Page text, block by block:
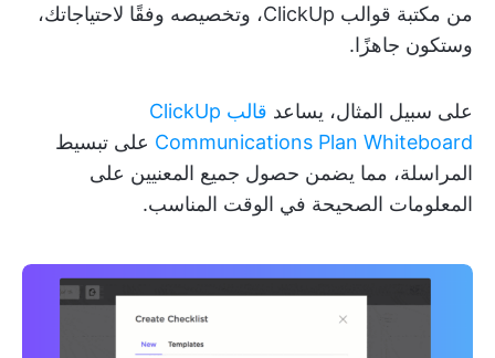
من مكتبة قوالب ClickUp، وتخصيصه وفقًا لاحتياجاتك،
وستكون جاهزًا.
على سبيل المثال، يساعد
قالب ClickUp
Communications Plan Whiteboard على تبسيط
المراسلة، مما يضمن حصول جميع المعنيين على
المعلومات الصحيحة في الوقت المناسب.